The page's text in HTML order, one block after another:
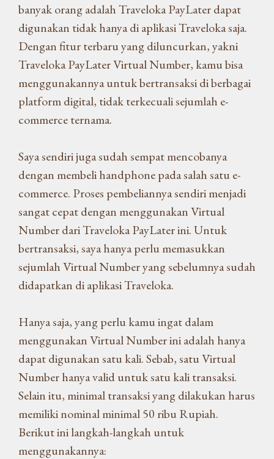
banyak orang adalah Traveloka PayLater dapat
digunakan tidak hanya di aplikasi Traveloka saja.
Dengan fitur terbaru yang diluncurkan, yakni
Traveloka PayLater Virtual Number, kamu bisa
menggunakannya untuk bertransaksi di berbagai
platform digital, tidak terkecuali sejumlah e-
commerce ternama.
Saya sendiri juga sudah sempat mencobanya
dengan membeli handphone pada salah satu e-
commerce. Proses pembeliannya sendiri menjadi
sangat cepat dengan menggunakan Virtual
Number dari Traveloka PayLater ini. Untuk
bertransaksi, saya hanya perlu memasukkan
sejumlah Virtual Number yang sebelumnya sudah
didapatkan di aplikasi Traveloka.
Hanya saja, yang perlu kamu ingat dalam
menggunakan Virtual Number ini adalah hanya
dapat digunakan satu kali. Sebab, satu Virtual
Number hanya valid untuk satu kali transaksi.
Selain itu, minimal transaksi yang dilakukan harus
memiliki nominal minimal 50 ribu Rupiah.
Berikut ini langkah-langkah untuk
menggunakannya: